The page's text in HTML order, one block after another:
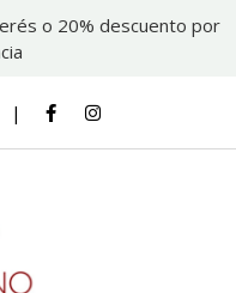
o 20% descuento por